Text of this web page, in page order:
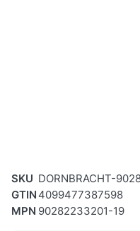
SKU DORNBRACHT-
GTIN 4099477387598
MPN 90282233201-19